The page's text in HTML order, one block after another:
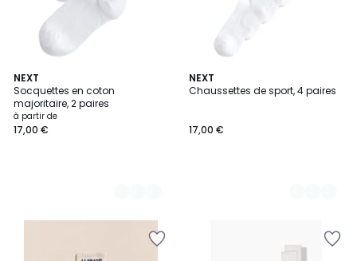
NEXT
Socquettes en coton
majoritaire, 2 paires
à partir de
17,00 €
3
Couleurs
NEXT
Chaussettes de sport, 4 paires
17,00 €
2
Couleurs